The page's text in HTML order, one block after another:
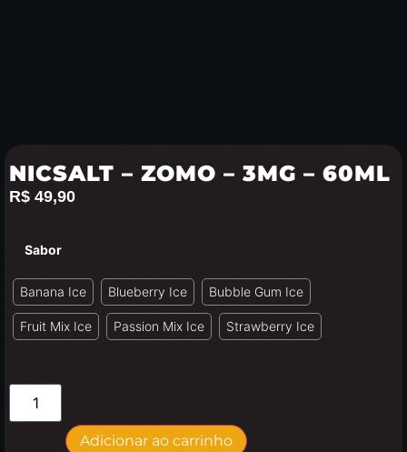
NICSALT – ZOMO – 3MG – 60ML
R$ 49,90
Sabor
Banana Ice Blueberry Ice Bubble Gum Ice
Fruit Mix Ice Passion Mix Ice Strawberry Ice
Adicionar ao carrinho